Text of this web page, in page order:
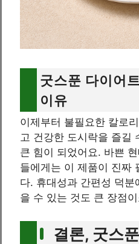
굿스푼 다이어
이유
이제부터 불필요한 칼로
고 건강한 도시락을 즐길
큰 힘이 되었어요. 바쁜
들에게는 이 제품이 진짜
다. 휴대성과 간편성 덕
을 수 있는 것도 큰 장점
결론, 굿스